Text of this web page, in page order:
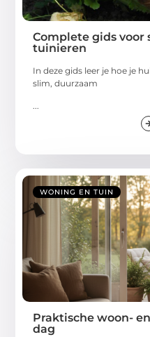
Complete gids voor
tuinieren
In deze gids leer je hoe je
slim, duurzaam
...
WONING EN TUIN
Praktische woon-
dag